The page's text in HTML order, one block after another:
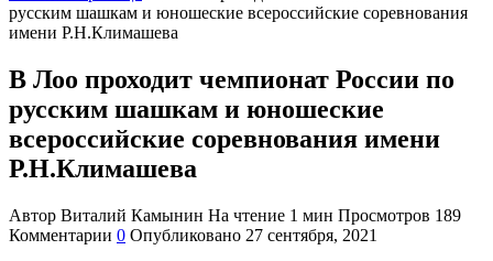
русским шашкам и юношеские всероссийские соревнования
имени Р.Н.Климашева
В Лоо проходит чемпионат России по
русским шашкам и юношеские
всероссийские соревнования имени
Р.Н.Климашева
Автор Виталий Камынин На чтение 1 мин Просмотров 189
Комментарии 0 Опубликовано 27 сентября, 2021